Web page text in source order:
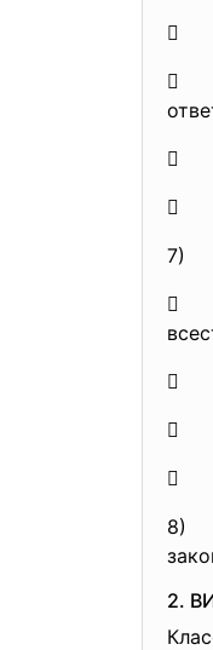




7)




8)
2.